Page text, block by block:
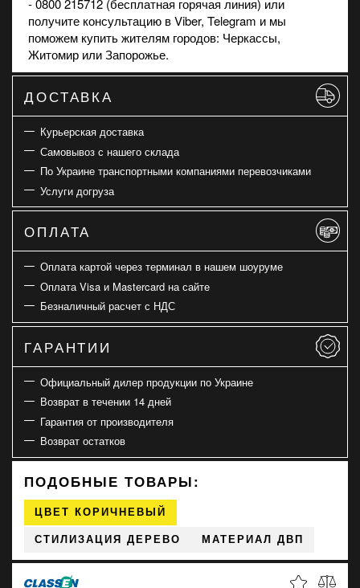
- 0800 215712 (бесплатная горячая линия) или
получите консультацию вViber, Telegram и мы
поможем купить жителям городов: Черкассы,
Житомир или Запорожье.
ДОСТАВКА
Курьерская доставка
Самовывоз с нашего склада
По Украине транспортными компаниями перевозчиками
Услуги догруза
ОПЛАТА
Оплата картой через терминал в нашем шоуруме
Оплата Visa и Mastercard на сайте
Безналичный расчет с НДС
ГАРАНТИИ
Официальный дилер продукции по Украине
Возврат в течении 14 дней
Гарантия от производителя
Возврат остатков
ПОДОБНЫЕ ТОВАРЫ:
ЦВЕТ КОРИЧНЕВЫЙ
СТИЛИЗАЦИЯ ДЕРЕВО МАТЕРИАЛ ДВП